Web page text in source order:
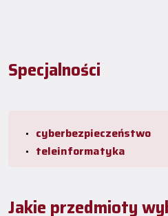
Specjalności
cyberbezpieczeństwo
teleinformatyka
Jakie przedmioty